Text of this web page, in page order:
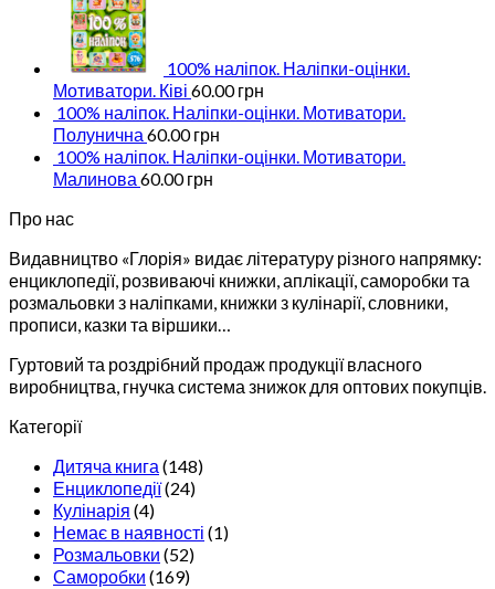
100% наліпок. Наліпки-оцінки.
Мотиватори. Ківі 60.00грн
100% наліпок. Наліпки-оцінки. Мотиватори.
Полунична 60.00грн
100% наліпок. Наліпки-оцінки. Мотиватори.
Малинова 60.00грн
Про нас
Видавництво «Глорія» видає літературу різного напрямку:
енциклопедії, розвиваючі книжки, аплікації, саморобки та
розмальовки з наліпками, книжки з кулінарії, словники,
прописи, казки та віршики…
Гуртовий та роздрібний продаж продукції власного
виробництва, гнучка система знижок для оптових покупців.
Категорії
Дитяча книга (148)
Енциклопедії(24)
Кулінарія (4)
Немає в наявності (1)
Розмальовки (52)
Саморобки (169)